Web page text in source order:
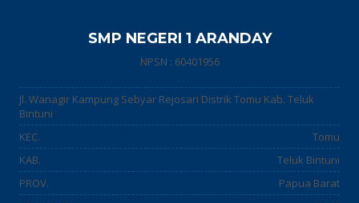
SMP NEGERI 1 ARANDAY
NPSN : 60401956
Jl. Wanagir Kampung Sebyar Rejosari Distrik Tomu Kab. Teluk
Bintuni
KEC.
Tomu
KAB.
Teluk Bintuni
PROV.
Papua Barat